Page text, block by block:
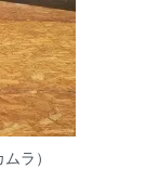
ラ）